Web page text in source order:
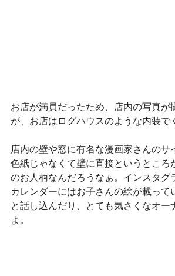
お店が満員だったため、店内の写真が
が、お店はログハウスのような内装で
店内の壁や窓に有名な漫画家さんのサ
色紙じゃなくて壁に直接というところ
のお人柄なんだろうなぁ。インスタグ
カレンダーにはお子さんの絵が載って
と話し込んだり、とても気さくなオー
よ。